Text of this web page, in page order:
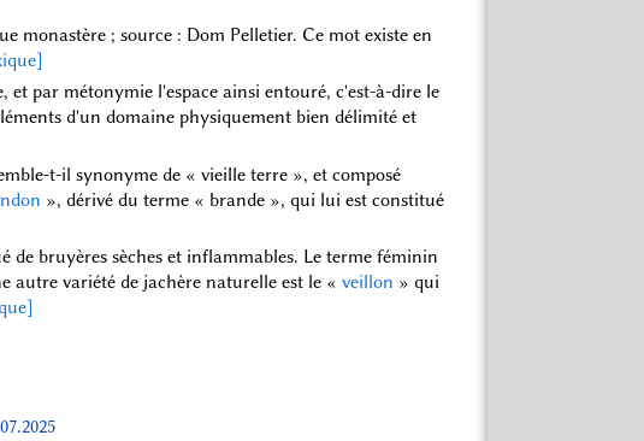
monastère ; source : Dom Pelletier. Ce mot existe en
par métonymie l'espace ainsi entouré, c'est-à-dire le
d'un domaine physiquement bien délimité et
t-il synonyme de « vieille terre », et composé
», dérivé du terme « brande », qui lui est constitué
bruyères sèches et inflammables. Le terme féminin
autre variété de jachère naturelle est le « veillon » qui